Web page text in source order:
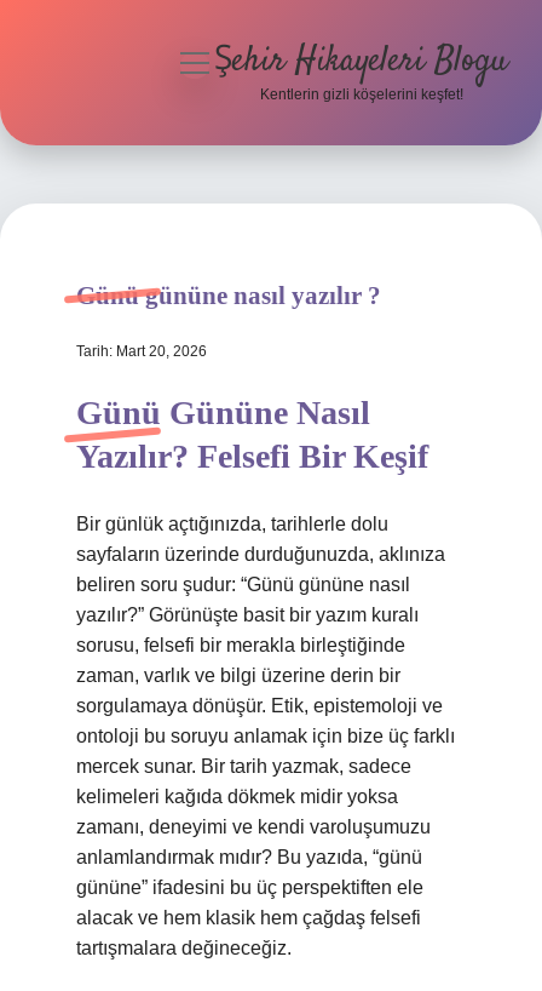
Hakkımızda
menüyüŞehir Hikayeleri Blogu
Kentlerin gizli köşelerini keşfet!
Günü gününe nasıl yazılır ?
Tarih: Mart 20, 2026
Günü Gününe Nasıl
Yazılır? Felsefi Bir Keşif
Bir günlük açtığınızda, tarihlerle dolu
sayfaların üzerinde durduğunuzda, aklınıza
beliren soru şudur: “Günü gününe nasıl
yazılır?” Görünüşte basit bir yazım kuralı
sorusu, felsefi bir merakla birleştiğinde
zaman, varlık ve bilgi üzerine derin bir
sorgulamaya dönüşür. Etik, epistemoloji ve
ontoloji bu soruyu anlamak için bize üç farklı
mercek sunar. Bir tarih yazmak, sadece
kelimeleri kağıda dökmek midir yoksa
zamanı, deneyimi ve kendi varoluşumuzu
anlamlandırmak mıdır? Bu yazıda, “günü
gününe” ifadesini bu üç perspektiften ele
alacak ve hem klasik hem çağdaş felsefi
tartışmalara değineceğiz.